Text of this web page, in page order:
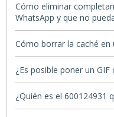
Cómo eliminar
WhatsApp y que no
Cómo borrar la caché en
¿Es posible poner un
¿Quién es el 600124931